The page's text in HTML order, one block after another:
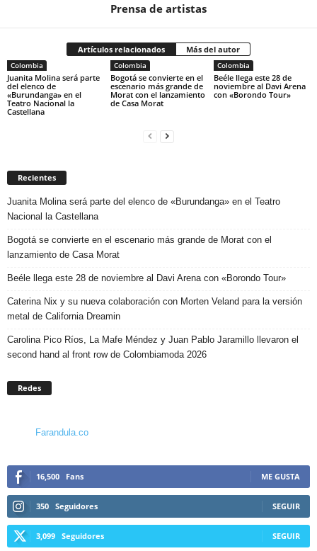
Prensa de artistas
Artículos relacionados Más del autor
Colombia
Juanita Molina será parte
del elenco de
«Burundanga» en el
Teatro Nacional la
Castellana
Colombia
Bogotá se convierte en el
escenario más grande de
Morat con el lanzamiento
de Casa Morat
Colombia
Beéle llega este 28 de
noviembre al Davi Arena
con «Borondo Tour»
Recientes
Juanita Molina será parte del elenco de «Burundanga» en el Teatro
Nacional la Castellana
Bogotá se convierte en el escenario más grande de Morat con el
lanzamiento de Casa Morat
Beéle llega este 28 de noviembre al Davi Arena con «Borondo Tour»
Caterina Nix y su nueva colaboración con Morten Veland para la versión
metal de California Dreamin
Carolina Pico Ríos, La Mafe Méndez y Juan Pablo Jaramillo llevaron el
second hand al front row de Colombiamoda 2026
Redes
Farandula.co
16,500 Fans ME GUSTA
350 Seguidores SEGUIR
3,099 Seguidores SEGUIR